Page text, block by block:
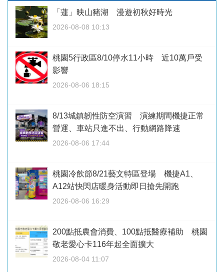
「蓮」映山豬湖 漫遊初秋好時光
2026-08-08 10:13
桃園5行政區8/10停水11小時 近10萬戶受
影響
2026-08-06 18:15
8/13城鎮韌性防空演習 演練期間機捷正常
營運、車站只進不出、行動網路降速
2026-08-06 17:44
桃園冷飲節8/21藝文特區登場 機捷A1、
A12站快閃店暖身活動即日搶先開跑
2026-08-06 16:29
200點抵農會消費、100點抵醫療補助 桃園
敬老愛心卡116年起全面擴大
2026-08-04 11:07